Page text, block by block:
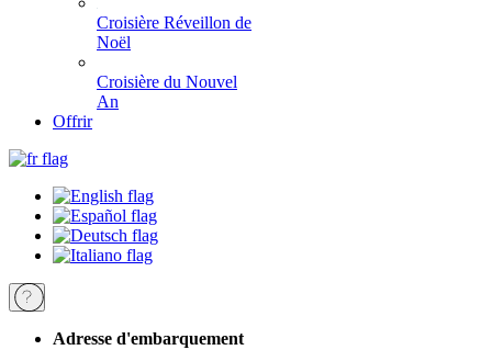
Croisière Réveillon de
Noël
Croisière du Nouvel
An
Offrir
Adresse d'embarquement